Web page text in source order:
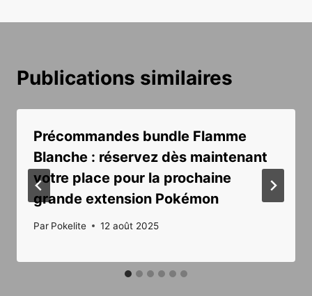
Publications similaires
Précommandes bundle Flamme
Blanche : réservez dès maintenant
votre place pour la prochaine
grande extension Pokémon
Par Pokelite 12 août 2025